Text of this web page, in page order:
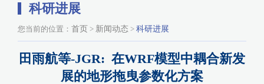
科研进展
您当前的位置： 首页 > 新闻动态 > 科研进展
田雨航等-JGR: 在WRF模型中耦合新发
展的地形拖曳参数化方案